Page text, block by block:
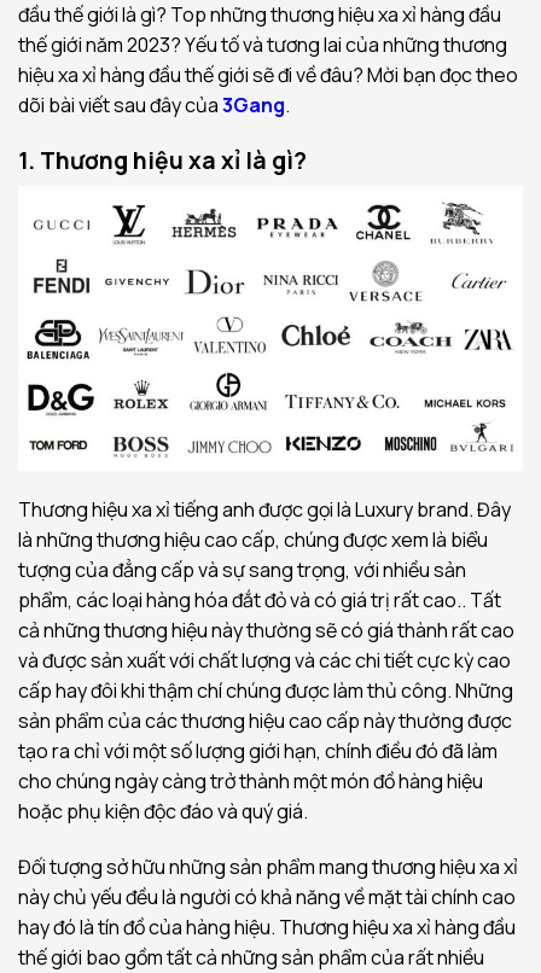
đầu thế giới là gì? Top những thương hiệu xa xỉ hàng đầu
thế giới năm 2023? Yếu tố và tương lai của những thương
hiệu xa xỉ hàng đầu thế giới sẽ đi về đâu? Mời bạn đọc theo
dõi bài viết sau đây của3Gang.
1. Thương hiệu xa xỉ là gì?
Thương hiệu xa xỉ tiếng anh được gọi là Luxury brand. Đây
là những thương hiệu cao cấp, chúng được xem là biểu
tượng của đẳng cấp và sự sang trọng, với nhiều sản
phẩm, các loại hàng hóa đắt đỏ và có giá trị rất cao.. Tất
cả những thương hiệu này thường sẽ có giá thành rất cao
và được sản xuất với chất lượng và các chi tiết cực kỳ cao
cấp hay đôi khi thậm chí chúng được làm thủ công. Những
sản phẩm của các thương hiệu cao cấp này thường được
tạo ra chỉ với một số lượng giới hạn, chính điều đó đã làm
cho chúng ngày càng trở thành một món đồ hàng hiệu
hoặc phụ kiện độc đáo và quý giá.
Đối tượng sở hữu những sản phẩm mang thương hiệu xa xỉ
này chủ yếu đều là người có khả năng về mặt tài chính cao
hay đó là tín đồ của hàng hiệu. Thương hiệu xa xỉ hàng đầu
thế giới bao gồm tất cả những sản phẩm của rất nhiều